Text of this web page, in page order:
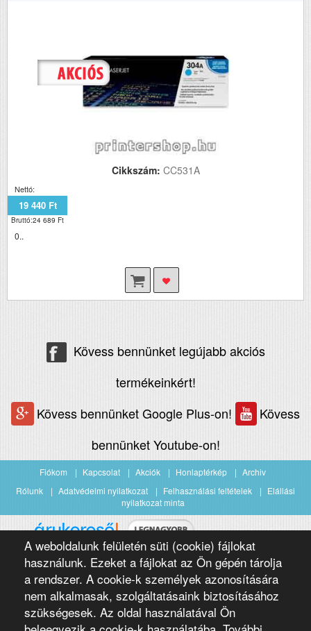
Cikkszám: CC531A
Nettó:
19 440 Ft
Bruttó:24 689 Ft
0..
A weboldalunk felületén süti (cookie) fájlokat
használunk. Ezeket a fájlokat az Ön gépén tárolja
a rendszer. A cookie-k személyek azonosítására
nem alkalmasak, szolgáltatásaink biztosításához
szükségesek. Az oldal használatával Ön
Kövess bennünket legújabb akciós
termékeinkért!
Kövess bennünket Google Plus-on!
Kövess
bennünket Youtube-on!
Fiókom Kapcsolat Akciók Honlaptérkép
Archiv
Rólunk
Adatvédelmi nyilatkozat Felhasználási feltételek
Elállási
nyilatkozat minta